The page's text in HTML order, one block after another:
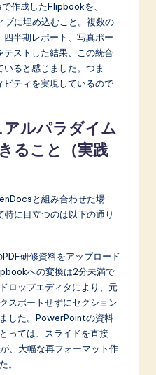
作成したFlipbookを、
に埋め込むこと。複数の
半期レポート、写真ポー
テストした結果、この統合
ると感じました。つま
ビティを実現しているので
ルパラダイム
ること（実践
と組み合わせた場
に目立つのは以下の通り
PDF研修資料をアップロード
への変換は2分未満で
ロップエディタにより、元
スポートせずにセクション
した。PowerPointの資料
っては、スライドを直接
、大幅な再フォーマット作
。